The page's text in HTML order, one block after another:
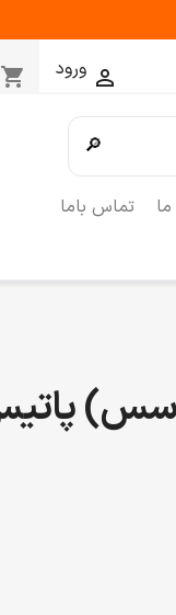
 ورود shopping_cart
🔎
ما تماس باما